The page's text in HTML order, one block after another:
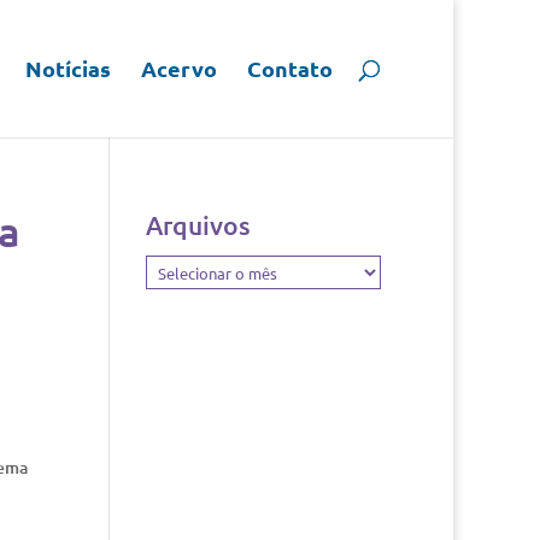
Notícias Acervo Contato
Arquivos
Arquivos